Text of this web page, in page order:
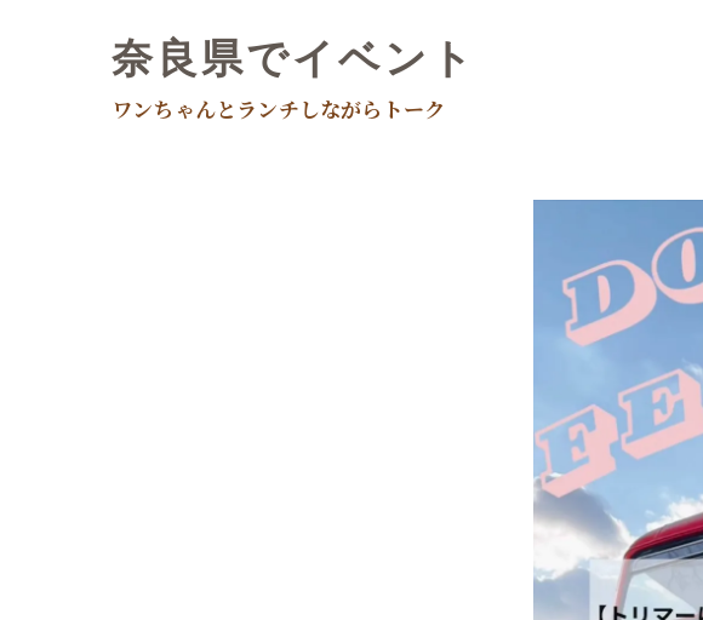
奈良県でイベント
ワンちゃんとランチしながらトーク